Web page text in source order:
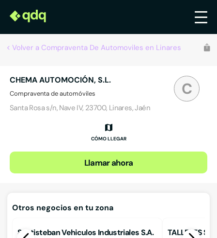
Volver a Compraventa De Automoviles en Linares
C
CHEMA AUTOMOCIÓN, S.L.
Compraventa de automóviles
Santa Rosa s/n, Nave IV, 23700, Linares, Jaén
CÓMO LLEGAR
Llamar ahora
Otros negocios en tu zona
Santisteban Vehiculos Industriales S.A. TALLERES S.